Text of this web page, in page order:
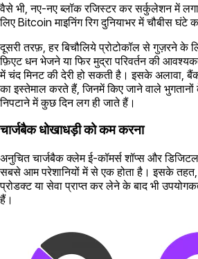
वैसे भी, नए-नए ब्लॉक रजिस्टर कर सर्कुलेशन में
लिए Bitcoin माइनिंग रिग दुनियाभर में चौबीस घंटे
दूसरी तरफ़, हर बिचौलिये प्रोटोकॉल से गुज़रने के
फ़िएट धन भेजने या फिर मुद्रा परिवर्तन की
में चंद मिनट की देरी हो सकती है। इसके अलावा, बैंक
का इस्तेमाल करते हैं, जिनमें किए जाने वाले भुगतानों
निपटाने में कुछ दिन लग ही जाते हैं।
चार्जबैक धोखाधड़ी को कम करना
अनुचित चार्जबैक क्लेम ई-कॉमर्स शॉप्स और
सबसे आम परेशानियों में से एक होता है। इसके
प्रोडक्ट या सेवा प्राप्त कर लेने के बाद भी
हैं।